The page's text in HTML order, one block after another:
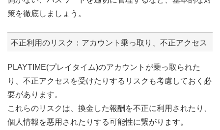
策を徹底しましょう。
不正利用のリスク：アカウント乗っ取り、不正アクセス
PLAYTIME(プレイタイム)のアカウントが乗っ取られた
り、不正アクセスを受けたりするリスクも考慮しておく必
要があります。
これらのリスクは、換金した報酬を不正に利用されたり、
個人情報を悪用されたりする可能性に繋がります。